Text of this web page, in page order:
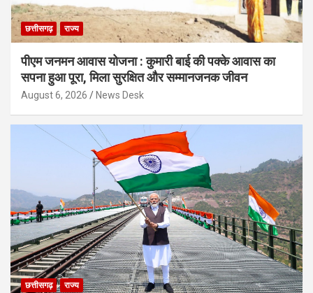
छत्तीसगढ़ राज्य
पीएम जनमन आवास योजना : कुमारी बाई की पक्के आवास का
सपना हुआ पूरा, मिला सुरक्षित और सम्मानजनक जीवन
August 6, 2026 News Desk
छत्तीसगढ़ राज्य